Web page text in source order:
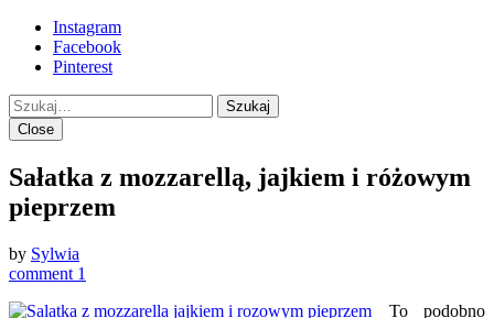
Instagram
Facebook
Pinterest
Szukaj
Close
Sałatka z mozzarellą, jajkiem i różowym
pieprzem
by Sylwia
comment 1
To podobno